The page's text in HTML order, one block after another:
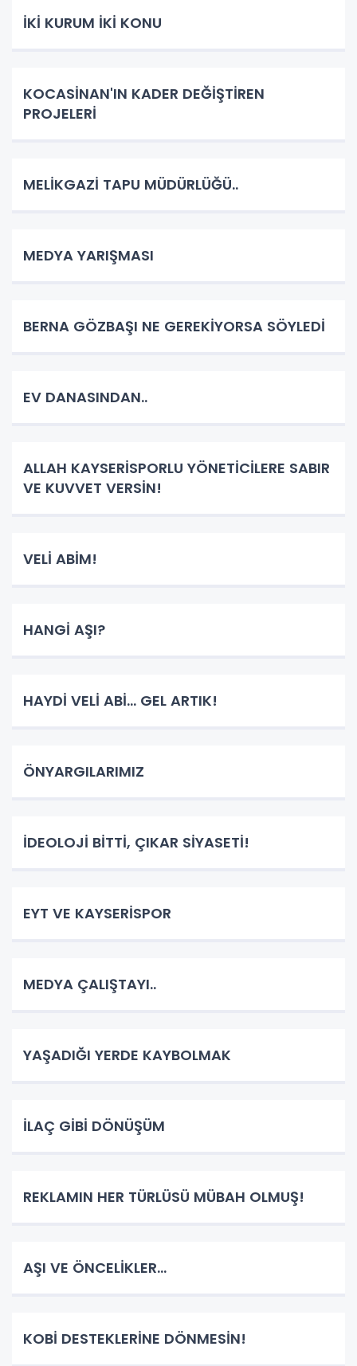
İKİ KURUM İKİ KONU
KOCASİNAN'IN KADER DEĞİŞTİREN
PROJELERİ
MELİKGAZİ TAPU MÜDÜRLÜĞÜ..
MEDYA YARIŞMASI
BERNA GÖZBAŞI NE GEREKİYORSA SÖYLEDİ
EV DANASINDAN..
ALLAH KAYSERİSPORLU YÖNETİCİLERE SABIR
VE KUVVET VERSİN!
VELİ ABİM!
HANGİ AŞI?
HAYDİ VELİ ABİ... GEL ARTIK!
ÖNYARGILARIMIZ
İDEOLOJİ BİTTİ, ÇIKAR SİYASETİ!
EYT VE KAYSERİSPOR
MEDYA ÇALIŞTAYI..
YAŞADIĞI YERDE KAYBOLMAK
İLAÇ GİBİ DÖNÜŞÜM
REKLAMIN HER TÜRLÜSÜ MÜBAH OLMUŞ!
AŞI VE ÖNCELİKLER...
KOBİ DESTEKLERİNE DÖNMESİN!